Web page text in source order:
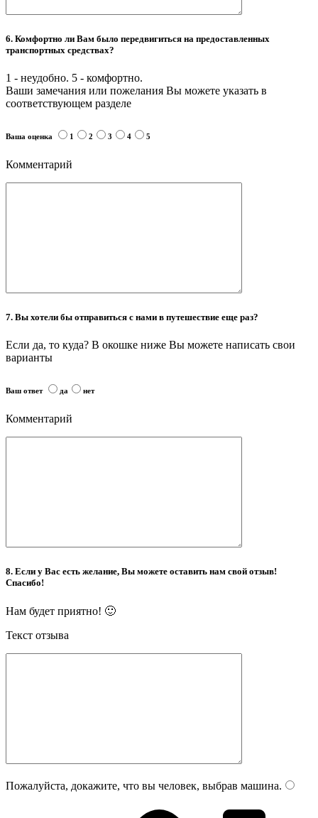
6. Комфортно ли Вам было передвигиться на предоставленных
транспортных средствах?
1 - неудобно. 5 - комфортно.
Ваши замечания или пожелания Вы можете указать в
соответствующем разделе
Ваша оценка 1 2 3 4 5
Комментарий
7. Вы хотели бы отправиться с нами в путешествие еще раз?
Если да, то куда? В окошке ниже Вы можете написать свои
варианты
Ваш ответ да нет
Комментарий
8. Если у Вас есть желание, Вы можете оставить нам свой отзыв!
Спасибо!
Нам будет приятно! 🙂
Текст отзыва
Пожалуйста, докажите, что вы человек, выбрав машина.